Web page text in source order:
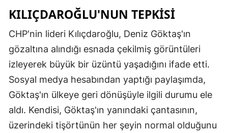
KILIÇDAROĞLU'NUN TEPKISI
CHP'nin lideri Kılıçdaroğlu, Deniz Göktaş'ın
gözaltına alındığı esnada çekilmiş görüntüleri
izleyerek büyük bir üzüntü yaşadığını ifade etti.
Sosyal medya hesabından yaptığı paylaşımda,
Göktaş'ın ülkeye geri dönüşüyle ilgili durumu ele
aldı. Kendisi, Göktaş'ın yanındaki çantasının,
üzerindeki tişörtünün her şeyin normal olduğunu